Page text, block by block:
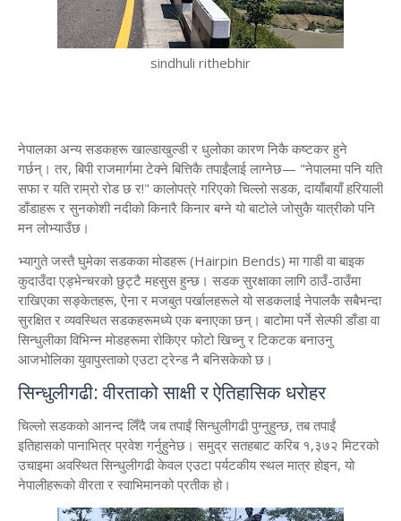
sindhuli rithebhir
​नेपालका अन्य सडकहरू खाल्डाखुल्डी र धुलोका कारण निकै कष्टकर हुने
गर्छन्। तर, बिपी राजमार्गमा टेक्ने बित्तिकै तपाईंलाई लाग्नेछ— "नेपालमा पनि यति
सफा र यति राम्रो रोड छ र!" कालोपत्रे गरिएको चिल्लो सडक, दायाँबायाँ हरियाली
डाँडाहरू र सुनकोशी नदीको किनारै किनार बग्ने यो बाटोले जोसुकै यात्रीको पनि
मन लोभ्याउँछ।
​भ्यागुते जस्तै घुमेका सडकका मोडहरू (Hairpin Bends) मा गाडी वा बाइक
कुदाउँदा एड्भेन्चरको छुट्टै महसुस हुन्छ। सडक सुरक्षाका लागि ठाउँ-ठाउँमा
राखिएका सङ्केतहरू, ऐना र मजबुत पर्खालहरूले यो सडकलाई नेपालकै सबैभन्दा
सुरक्षित र व्यवस्थित सडकहरूमध्ये एक बनाएका छन्। बाटोमा पर्ने सेल्फी डाँडा वा
सिन्धुलीका विभिन्न मोडहरूमा रोकिएर फोटो खिच्नु र टिकटक बनाउनु
आजभोलिका युवापुस्ताको एउटा ट्रेन्ड नै बनिसकेको छ।
​सिन्धुलीगढी: वीरताको साक्षी र ऐतिहासिक धरोहर
​चिल्लो सडकको आनन्द लिँदै जब तपाईं सिन्धुलीगढी पुग्नुहुन्छ, तब तपाईं
इतिहासको पानाभित्र प्रवेश गर्नुहुनेछ। समुद्र सतहबाट करिब १,३७२ मिटरको
उचाइमा अवस्थित सिन्धुलीगढी केवल एउटा पर्यटकीय स्थल मात्र होइन, यो
नेपालीहरूको वीरता र स्वाभिमानको प्रतीक हो।